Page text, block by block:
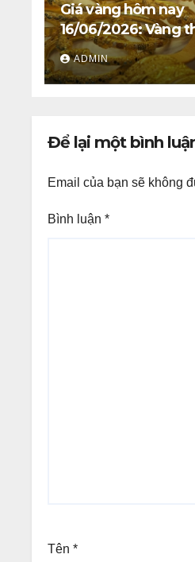
Giá vàng hôm nay
16/06/2026: Vàng
giữ trên 4.312
SJC và vàng nhẫn
nước đi ngang
ADMIN
Để lại một bình
Email của bạn sẽ không
Bình luận *
Tên *